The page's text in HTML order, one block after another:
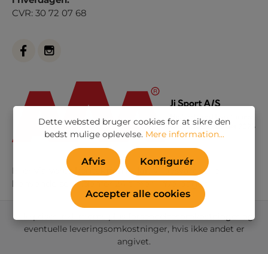
CVR: 30 72 07 68
Eller via vores kontaktformular
. Vi besvarer alle
henvendelser indenfor 24 timer i hverdagen
eventuelle leveringsomkostninger, hvis ikke andet er
angivet.
Dette websted bruger cookies for at sikre den
bedst mulige oplevelse. Mere information...
Afvis Konfigurér
Accepter alle cookies